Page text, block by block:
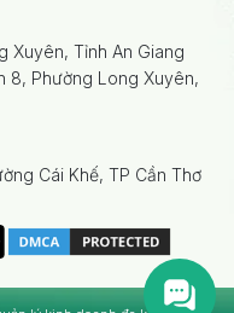
Xuyên, Tỉnh An Giang
8, Phường Long Xuyên,
Cái Khế, TP Cần Thơ